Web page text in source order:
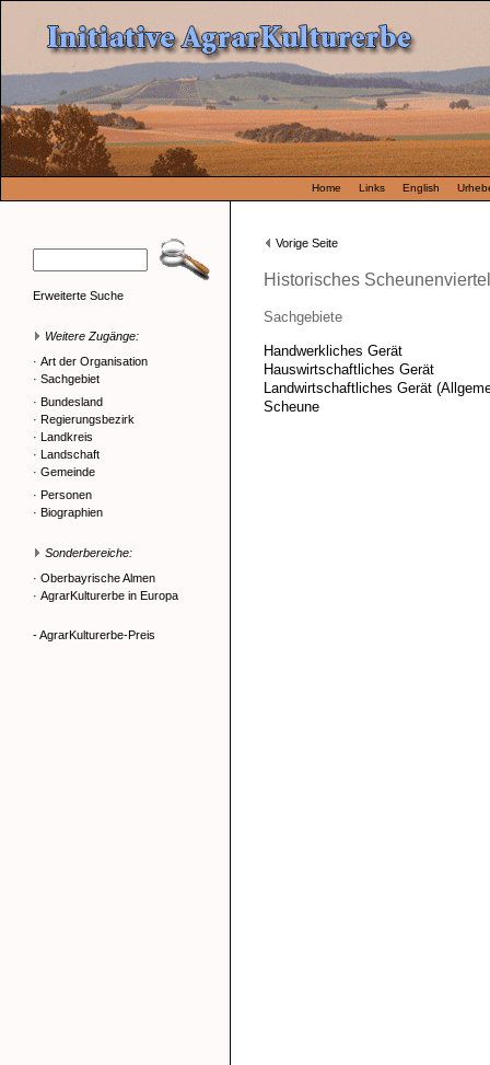
Home Links English
Erweiterte Suche
Weitere Zugänge:
· Art der Organisation
· Sachgebiet
· Bundesland
· Regierungsbezirk
· Landkreis
· Landschaft
· Gemeinde
· Personen
· Biographien
Sonderbereiche:
· Oberbayrische Almen
· AgrarKulturerbe in Europa
- AgrarKulturerbe-Preis
Vorige Seite
Historisches
Sachgebiete
Handwerkliches Gerät
Hauswirtschaftliches Gerät
Landwirtschaftliches Gerät
Scheune